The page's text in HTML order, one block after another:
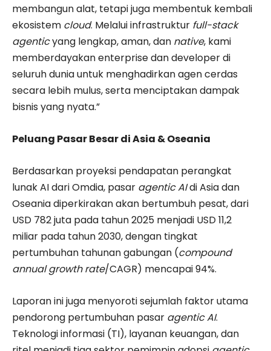
membangun alat, tetapi juga membentuk kembali
ekosistem cloud. Melalui infrastruktur full-stack
agenticyang lengkap, aman, dan native, kami
memberdayakan enterprise dan developer di
seluruh dunia untuk menghadirkan agen cerdas
secara lebih mulus, serta menciptakan dampak
bisnis yang nyata.”
Peluang Pasar Besar di Asia & Oseania
Berdasarkan proyeksi pendapatan perangkat
lunak AI dari Omdia, pasar agentic AIdi Asia dan
Oseania diperkirakan akan bertumbuh pesat, dari
USD 782 juta pada tahun 2025 menjadi USD 11,2
miliar pada tahun 2030, dengan tingkat
pertumbuhan tahunan gabungan (compound
annual growth rate/CAGR) mencapai 94%.
Laporan ini juga menyoroti sejumlah faktor utama
pendorong pertumbuhan pasar agentic AI.
Teknologi informasi (TI), layanan keuangan, dan